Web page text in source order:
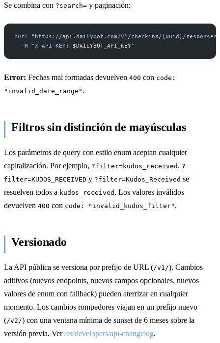
Se combina con ?search= y paginación:
curl "https://api.dailybot.com/v1/checkins/{uuid}/responses/
  -H
"X-API-KEY: $DAILYBOT_API_KEY"
Error: Fechas mal formadas devuelven 400 con code:
"invalid_date_range" .
Filtros sin distinción de mayúsculas
Los parámetros de query con estilo enum aceptan cualquier
capitalización. Por ejemplo, ?filter=kudos_received , ?
filter=KUDOS_RECEIVED y ?filter=Kudos_Received se
resuelven todos a kudos_received . Los valores inválidos
devuelven 400 con code: "invalid_kudos_filter" .
Versionado
La API pública se versiona por prefijo de URL (/v1/). Cambios
aditivos (nuevos endpoints, nuevos campos opcionales, nuevos
valores de enum con fallback) pueden aterrizar en cualquier
momento. Los cambios rompedores viajan en un prefijo nuevo
(/v2/) con una ventana mínima de sunset de 6 meses sobre la
versión previa. Ver/es/developers/api-changelog.